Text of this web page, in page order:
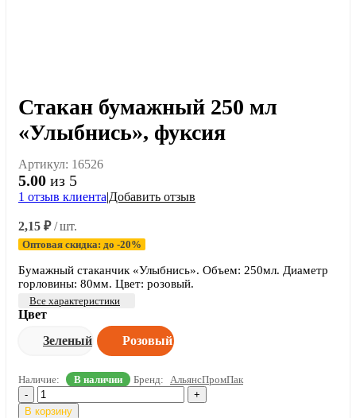
Стакан бумажный 250 мл
«Улыбнись», фуксия
Артикул: 16526
5.00 из 5
1 отзыв клиента|Добавить отзыв
2,15 ₽ / шт.
Оптовая скидка: до -20%
Бумажный стаканчик «Улыбнись». Объем: 250мл. Диаметр
горловины: 80мм. Цвет: розовый.
Все характеристики
Цвет
Зеленый
Розовый
Наличие: В наличии Бренд:
АльянсПромПак
-
+
В корзину